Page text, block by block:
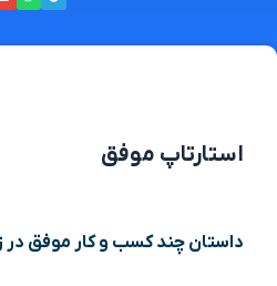
استارتاپ موفق
داستان چند کسب و کار موفق در